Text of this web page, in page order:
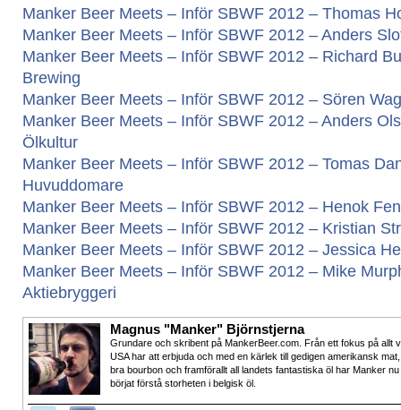
Manker Beer Meets – Inför SBWF 2012 – Thomas
Manker Beer Meets – Inför SBWF 2012 – Anders
Manker Beer Meets – Inför SBWF 2012 – Richard
Brewing
Manker Beer Meets – Inför SBWF 2012 – Sören
Manker Beer Meets – Inför SBWF 2012 – Anders
Ölkultur
Manker Beer Meets – Inför SBWF 2012 – Tomas
Huvuddomare
Manker Beer Meets – Inför SBWF 2012 – Henok
Manker Beer Meets – Inför SBWF 2012 – Kristian
Manker Beer Meets – Inför SBWF 2012 – Jessica
Manker Beer Meets – Inför SBWF 2012 – Mike
Aktiebryggeri
Magnus "Manker" Björnstjerna
Grundare och skribent på MankerBeer.com. Från ett fokus på allt
USA har att erbjuda och med en kärlek till gedigen amerikansk mat,
bra bourbon och framförallt all landets fantastiska öl har Manker nu
börjat förstå storheten i belgisk öl.